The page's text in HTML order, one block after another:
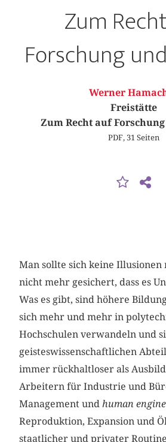
Zum
Forschung
Werner
Freistätte
Zum Recht auf
PDF, 31 Seiten
Man sollte sich keine Illusionen
nicht mehr gesichert, dass es
Was es gibt, sind höhere
sich mehr und mehr in
Hochschulen verwandeln und
geisteswissenschaftlichen
immer rückhaltloser als
Arbeitern für Industrie und
Management undhuman
Reproduktion, Expansion und
staatlicher und privater